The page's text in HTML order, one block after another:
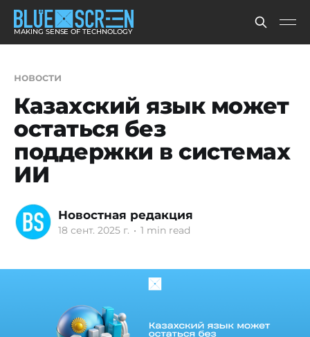
MAKING SENSE OF TECHNOLOGY
новости
Казахский язык может
остаться без
поддержки в системах
ИИ
Новостная редакция
18 сент. 2025 г. • 1 min read